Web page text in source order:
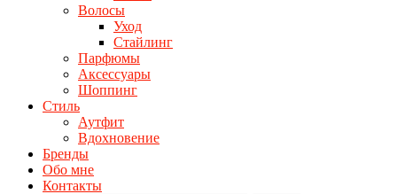
Волосы
Уход
Стайлинг
Парфюмы
Аксессуары
Шоппинг
Стиль
Аутфит
Вдохновение
Бренды
Обо мне
Контакты